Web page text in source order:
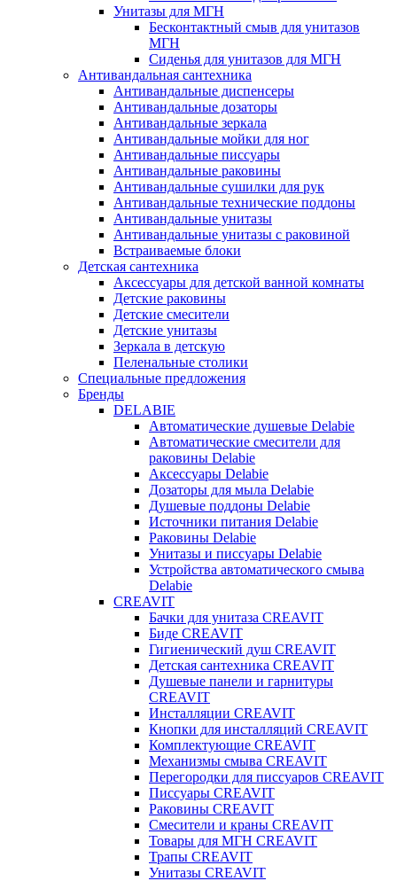
Унитазы для МГН
Бесконтактный смыв для унитазов
МГН
Сиденья для унитазов для МГН
Антивандальная сантехника
Антивандальные диспенсеры
Антивандальные дозаторы
Антивандальные зеркала
Антивандальные мойки для ног
Антивандальные писсуары
Антивандальные раковины
Антивандальные сушилки для рук
Антивандальные технические поддоны
Антивандальные унитазы
Антивандальные унитазы с раковиной
Встраиваемые блоки
Детская сантехника
Аксессуары для детской ванной комнаты
Детские раковины
Детские смесители
Детские унитазы
Зеркала в детскую
Пеленальные столики
Специальные предложения
Бренды
DELABIE
Автоматические душевые Delabie
Автоматические смесители для
раковины Delabie
Аксессуары Delabie
Дозаторы для мыла Delabie
Душевые поддоны Delabie
Источники питания Delabie
Раковины Delabie
Унитазы и писсуары Delabie
Устройства автоматического смыва
Delabie
CREAVIT
Бачки для унитаза CREAVIT
Биде CREAVIT
Гигиенический душ CREAVIT
Детская сантехника CREAVIT
Душевые панели и гарнитуры
CREAVIT
Инсталляции CREAVIT
Кнопки для инсталляций CREAVIT
Комплектующие CREAVIT
Механизмы смыва CREAVIT
Перегородки для писсуаров CREAVIT
Писсуары CREAVIT
Раковины CREAVIT
Смесители и краны CREAVIT
Товары для МГН CREAVIT
Трапы CREAVIT
Унитазы CREAVIT